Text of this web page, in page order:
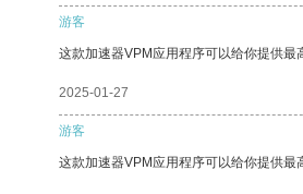
游客
这款加速器VPM应用程序可以给你提供最
2025-01-27
游客
这款加速器VPM应用程序可以给你提供最